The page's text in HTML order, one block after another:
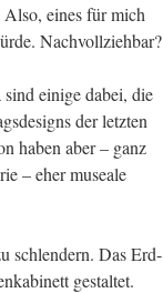
Also, eines für mich
Nachvollziehbar?
eini­ge dabei, die
der letz­ten
haben aber – ganz
– eher musea­le
schlen­dern. Das Erd­
gestal­tet.